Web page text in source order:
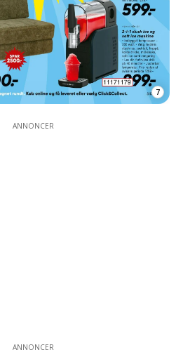
7
ANNONCER
ANNONCER